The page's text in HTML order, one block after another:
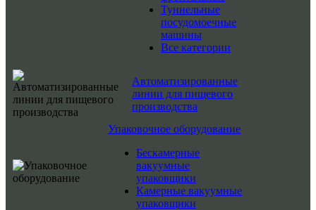
Туннельные
посудомоечные
машины
Все категории
Автоматизированные
линии для пищевого
производства
Упаковочное оборудование
Бескамерные
вакуумные
упаковщики
Камерные вакуумные
упаковщики